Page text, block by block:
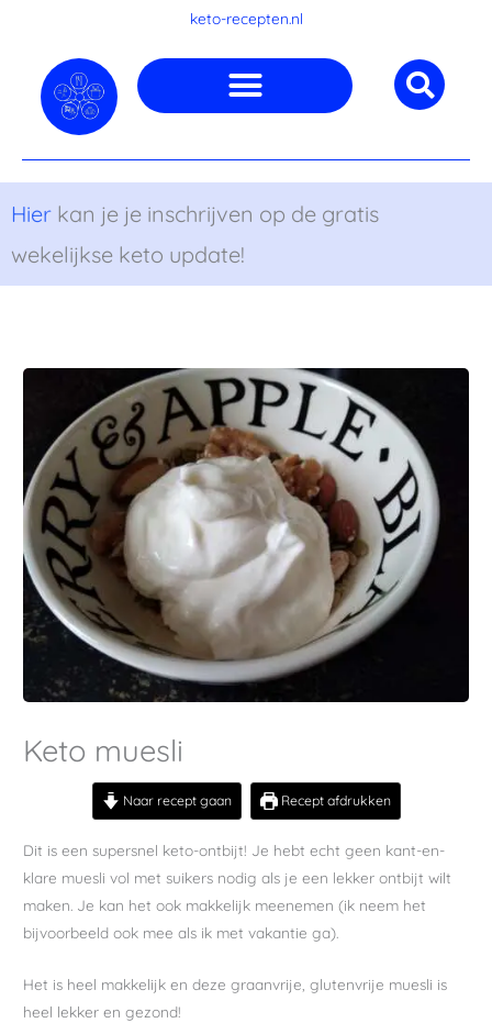
inhoud
keto-recepten.nl
Hier kan je je inschrijven op de gratis
wekelijkse keto update!
Keto muesli
Naar recept gaan Recept afdrukken
Dit is een supersnel keto-ontbijt! Je hebt echt geen kant-en-
klare muesli vol met suikers nodig als je een lekker ontbijt wilt
maken. Je kan het ook makkelijk meenemen (ik neem het
bijvoorbeeld ook mee als ik met vakantie ga).
Het is heel makkelijk en deze graanvrije, glutenvrije muesli is
heel lekker en gezond!